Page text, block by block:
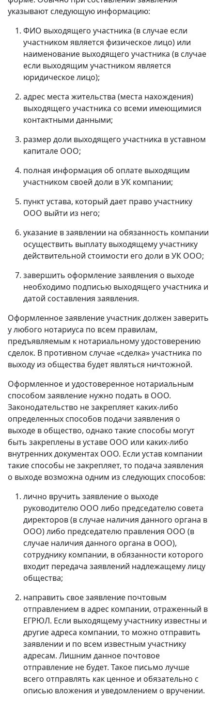
указывают следующую информацию:
ФИО выходящего участника (в случае если
участником является физическое лицо) или
наименование выходящего участника (в случае
если выходящим участником является
юридическое лицо);
адрес места жительства (места нахождения)
выходящего участника со всеми имеющимися
контактными данными;
размер доли выходящего участника в уставном
капитале ООО;
полная информация об оплате выходящим
участником своей доли в УК компании;
пункт устава, который дает право участнику
ООО выйти из него;
указание в заявлении на обязанность компании
осуществить выплату выходящему участнику
действительной стоимости его доли в УК OOO;
завершить оформление заявления о выходе
необходимо подписью выходящего участника и
датой составления заявления.
Оформленное заявление участник должен заверить
у любого нотариуса по всем правилам,
предъявляемым к нотариальному удостоверению
сделок. В противном случае «сделка» участника по
выходу из общества будет являться ничтожной.
Оформленное и удостоверенное нотариальным
способом заявление нужно подать в ООО.
Законодательство не закрепляет каких-либо
определенных способов подачи заявления о
выходе в общество, однако такие способы могут
быть закреплены в уставе OOO или каких-либо
внутренних документах ООО. Если устав компании
такие способы не закрепляет, то подача заявления
о выходе возможна одним из следующих способов:
лично вручить заявление о выходе
руководителю OOO либо председателю совета
директоров (в случае наличия данного органа в
ООО) либо председателю правления ООО (в
случае наличия данного органа в ООО),
сотруднику компании, в обязанности которого
входит передача заявлений надлежащему лицу
общества;
направить свое заявление почтовым
отправлением в адрес компании, отраженный в
ЕГРЮЛ. Если выходящему участнику известны и
другие адреса компании, то можно отправить
заявлении и по всем известным участнику
адресам. Лишним данное почтовое
отправление не будет. Такое письмо лучше
всего отправлять как ценное и обязательно c
описью вложения и уведомлением o вручении.